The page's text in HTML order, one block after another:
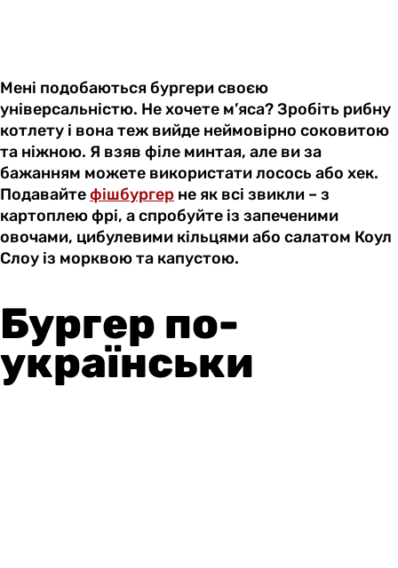
Мені подобаються бургери своєю
універсальністю. Не хочете м’яса? Зробіть рибну
котлету і вона теж вийде неймовірно соковитою
та ніжною. Я взяв філе минтая, але ви за
бажанням можете використати лосось або хек.
Подавайтефішбургер не як всі звикли – з
картоплею фрі, а спробуйте із запеченими
овочами, цибулевими кільцями або салатом Коул
Слоу із морквою та капустою.
Бургер по-
українськи